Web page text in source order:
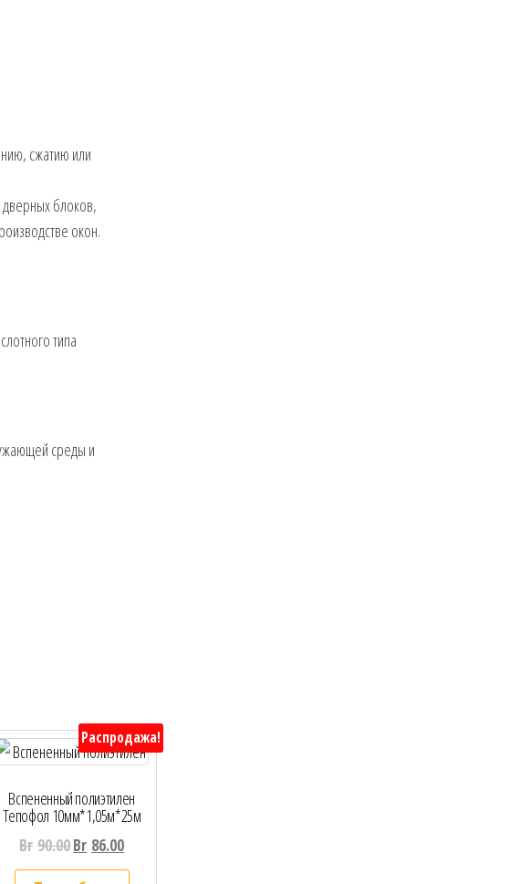
сжатию или
блоков,
окон.
типа
среды и
Распродажа!
Вспененный полиэтилен
Тепофол 10мм*1,05м*25м
Br 90.00Br 86.00